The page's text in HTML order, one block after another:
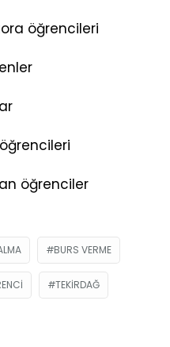
öğrencileri
öğrenciler
BURS VERME
TEKIRDAĞ